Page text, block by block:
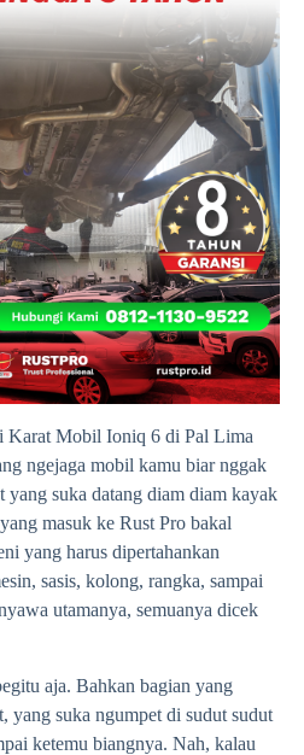
Karat Mobil Ioniq 6 di Pal Lima
ngejaga mobil kamu biar nggak
yang suka datang diam diam kayak
masuk ke Rust Pro bakal
yang harus dipertahankan
sasis, kolong, rangka, sampai
utamanya, semuanya dicek
aja. Bahkan bagian yang
yang suka ngumpet di sudut sudut
ketemu biangnya. Nah, kalau